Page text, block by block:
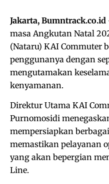
Jakarta, Bumntrack.co.id
masa Angkutan Natal
(Nataru) KAI Commuter
penggunanya dengan
mengutamakan
kenyamanan.
Direktur Utama KAI
Purnomosidi
mempersiapkan
memastikan pelayanan
yang akan bepergian
Line.